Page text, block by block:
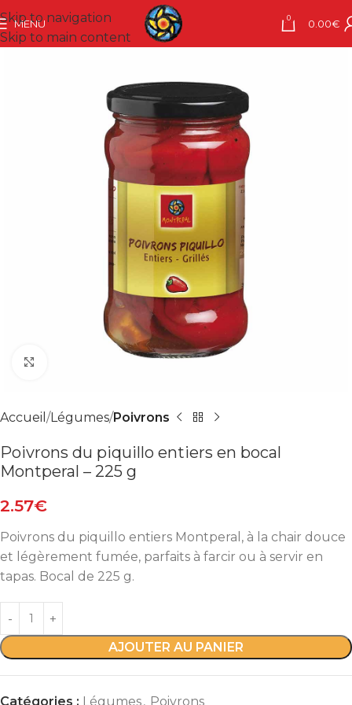
Skip to navigation
Skip to main content
MENU 0 0.00€
Accueil Légumes Poivrons
Poivrons du piquillo entiers en bocal
Montperal – 225 g
2.57€
Poivrons du piquillo entiers Montperal, à la chair douce
et légèrement fumée, parfaits à farcir ou à servir en
tapas. Bocal de 225 g.
AJOUTER AU PANIER
Catégories : Légumes, Poivrons